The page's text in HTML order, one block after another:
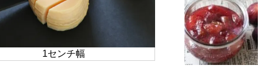
1センチ幅